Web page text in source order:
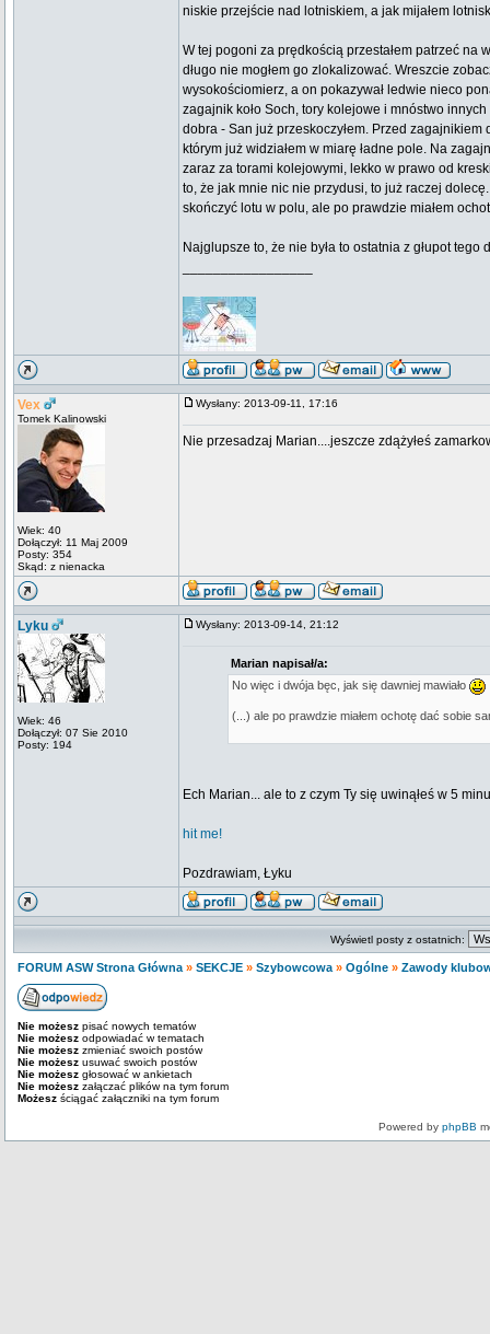
niskie przejście nad lotniskiem, a jak mijałem
W tej pogoni za prędkością przestałem patrzeć na
długo nie mogłem go zlokalizować. Wreszcie
wysokościomierz, a on pokazywał ledwie nieco
zagajnik koło Soch, tory kolejowe i mnóstwo
dobra - San już przeskoczyłem. Przed
którym już widziałem w miarę ładne pole. Na
zaraz za torami kolejowymi, lekko w prawo od
to, że jak mnie nic nie przydusi, to już raczej
skończyć lotu w polu, ale po prawdzie miałem
Najglupsze to, że nie była to ostatnia z głupot
Vex
Tomek Kalinowski
Wiek: 40
Dołączył: 11 Maj 2009
Posty: 354
Skąd: z nienacka
Wysłany: 2013-09-11, 17:16
Nie przesadzaj Marian....jeszcze zdążyłeś
Lyku
Wiek: 46
Dołączył: 07 Sie 2010
Posty: 194
Wysłany: 2013-09-14, 21:12
Marian napisał/a:
No więc i dwója bęc, jak się dawniej mawiało
(...) ale po prawdzie miałem ochotę dać sobie
Ech Marian... ale to z czym Ty się uwinąłeś w 5
hit me!
Pozdrawiam, Łyku
Wyświetl posty z ostatnich:
FORUM ASW Strona Główna » SEKCJE » Szybowcowa » Ogólne » Zawody
Nie możesz pisać nowych tematów
Nie możesz odpowiadać w tematach
Nie możesz zmieniać swoich postów
Nie możesz usuwać swoich postów
Nie możesz głosować w ankietach
Nie możesz załączać plików na tym forum
Możesz ściągać załączniki na tym forum
Powered by phpBB